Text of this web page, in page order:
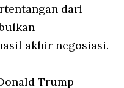
dari
akhir negosiasi.
Trump